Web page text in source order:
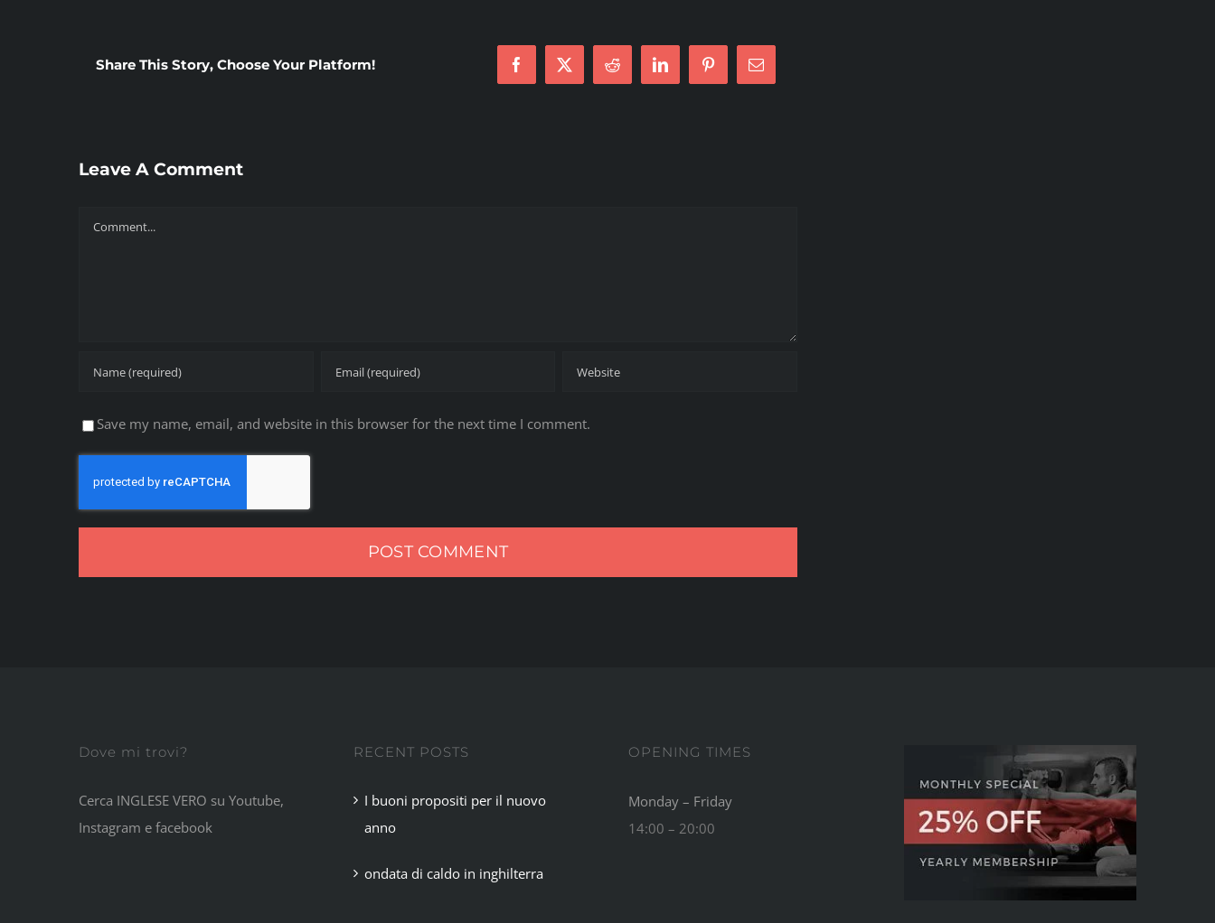
esiste!
Share This Story, Choose Your Platform!
Leave A Comment
Comment
Save my name, email, and website in this browser for the next time I comment.
Dove mi trovi?
Cerca INGLESE VERO su Youtube,
Instagram e facebook
RECENT POSTS
I buoni propositi per il nuovo
anno
ondata di caldo in inghilterra
OPENING TIMES
Monday – Friday
14:00 – 20:00